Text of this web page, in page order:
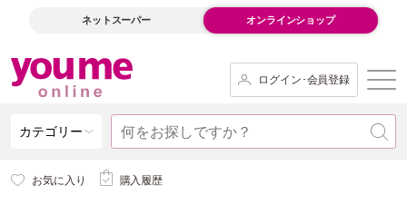
ネットスーパー オンラインショップ
ログイン･会員登録
カテゴリー
お気に入り 購入履歴